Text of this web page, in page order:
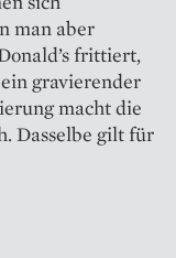
man aber
frittiert,
gravierender
macht die
Dasselbe gilt für